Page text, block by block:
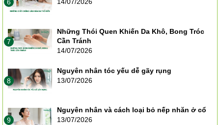
6
14/07/2026
7
Những Thói Quen Khiến Da Khô, Bong Tróc
Cần Tránh
14/07/2026
8
Nguyên nhân tóc yếu dễ gãy rụng
13/07/2026
9
Nguyên nhân và cách loại bỏ nếp nhăn ở cổ
13/07/2026